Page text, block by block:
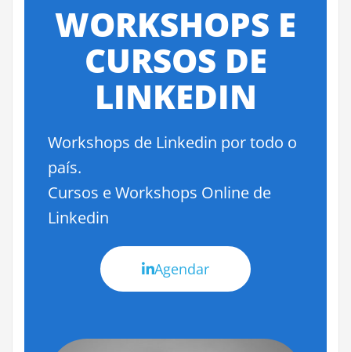
WORKSHOPS E
CURSOS DE
LINKEDIN
Workshops de Linkedin por todo o
país.
Cursos e Workshops Online de
Linkedin
Agendar